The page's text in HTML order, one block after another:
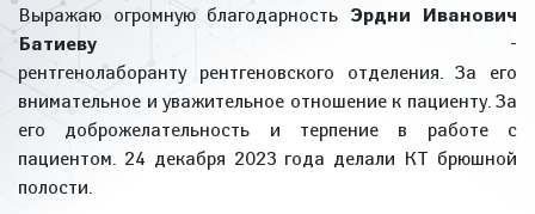
Выражаю огромную благодарность Эрдни Иванович
Батиеву -
рентгенолаборанту рентгеновского отделения. За его
внимательное и уважительное отношение к пациенту. За
его доброжелательность и терпение в работе с
пациентом. 24 декабря 2023 года делали КТ брюшной
полости.